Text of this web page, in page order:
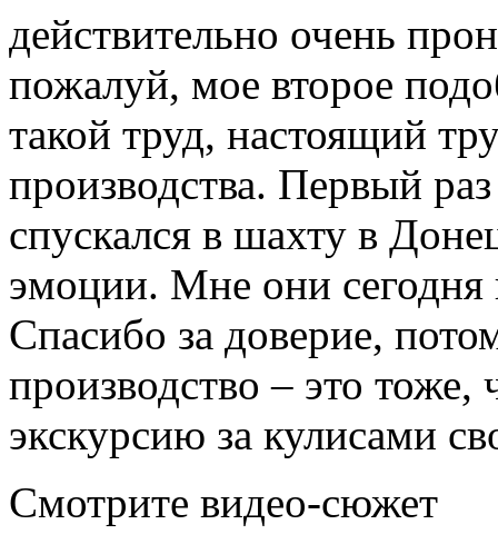
действительно очень
пожалуй, мое второе
такой труд, настоящий
производства. Первый
спускался в шахту в
эмоции. Мне они сегодня
Спасибо за доверие,
производство – это тоже,
экскурсию за кулисами
Смотрите видео-сюжет